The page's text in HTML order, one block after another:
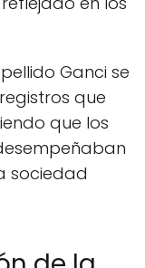
Ganci se
que
que los
sociedad